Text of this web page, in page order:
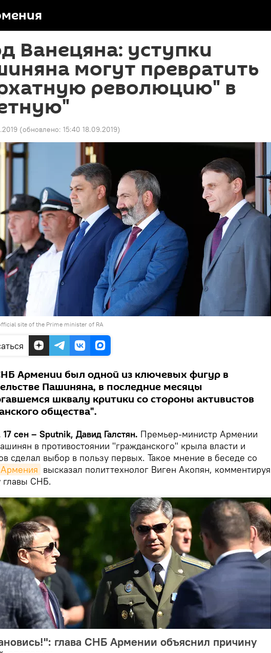
Ванецяна: уступки
могут превратить
революцию" в
(обновлено: 15:40 18.09.2019)
site of the Prime minister of RA
Армении был одной из ключевых фигур в
Пашиняна, в последние месяцы
шквалу критики со стороны активистов
общества".
сен – Sputnik, Давид Галстян. Премьер-министр Армении
в противостоянии "гражданского" крыла власти и
сделал выбор в пользу первых. Такое мнение в беседе со
высказал политтехнолог Виген Акопян, комментируя
главы СНБ.
глава СНБ Армении объяснил причину